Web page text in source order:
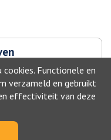
Functionele en
verzameld en gebruikt
effectiviteit van deze